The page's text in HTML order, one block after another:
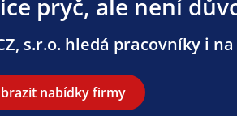
pryč, ale není
s.r.o. hledá pracovníky i
nabídky firmy